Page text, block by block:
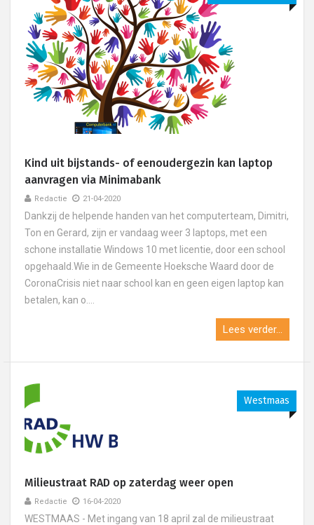
Kind uit bijstands- of eenoudergezin kan laptop
aanvragen via Minimabank
Redactie 21-04-2020
Dankzij de helpende handen van het computerteam, Dimitri,
Ton en Gerard, zijn er vandaag weer 3 laptops, met een
schone installatie Windows 10 met licentie, door een school
opgehaald.Wie in de Gemeente Hoeksche Waard door de
CoronaCrisis niet naar school kan en geen eigen laptop kan
betalen, kan o....
Lees verder...
Westmaas
Milieustraat RAD op zaterdag weer open
Redactie 16-04-2020
WESTMAAS - Met ingang van 18 april zal de milieustraat